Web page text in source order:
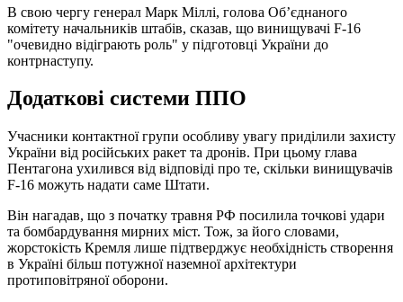
В свою чергу генерал Марк Міллі, голова Об’єднаного
комітету начальників штабів, сказав, що винищувачі F-16
"очевидно відіграють роль" у підготовці України до
контрнаступу.
Додаткові системи ППО
Учасники контактної групи особливу увагу приділили захисту
України від російських ракет та дронів. При цьому глава
Пентагона ухилився від відповіді про те, скільки винищувачів
F-16 можуть надати саме Штати.
Він нагадав, що з початку травня РФ посилила точкові удари
та бомбардування мирних міст. Тож, за його словами,
жорстокість Кремля лише підтверджує необхідність створення
в Україні більш потужної наземної архітектури
протиповітряної оборони.